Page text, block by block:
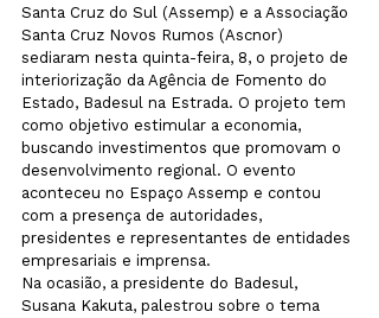
Santa Cruz do Sul (Assemp) e a Associação
Santa Cruz Novos Rumos (Ascnor)
sediaram nesta quinta-feira, 8, o projeto de
interiorização da Agência de Fomento do
Estado, Badesul na Estrada. O projeto tem
como objetivo estimular a economia,
buscando investimentos que promovam o
desenvolvimento regional. O evento
aconteceu no Espaço Assemp e contou
com a presença de autoridades,
presidentes e representantes de entidades
empresariais e imprensa.
Na ocasião, a presidente do Badesul,
Susana Kakuta, palestrou sobre o tema